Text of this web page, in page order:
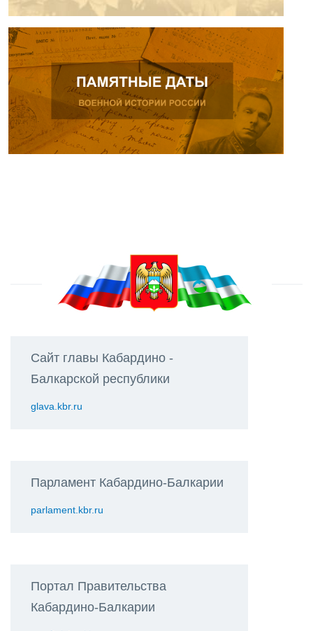
Сайт главы Кабардино -
Балкарской республики
glava.kbr.ru
Парламент Кабардино-Балкарии
parlament.kbr.ru
Портал Правительства
Кабардино-Балкарии